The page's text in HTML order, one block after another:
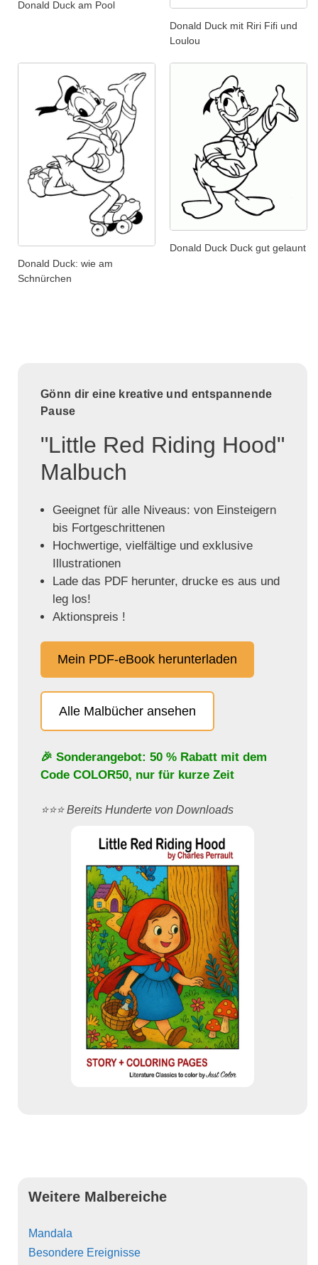
Donald Duck am Pool
Donald Duck mit Riri Fifi und
Loulou
Donald Duck: wie am
Schnürchen
Donald Duck Duck gut gelaunt
Gönn dir eine kreative und entspannende
Pause
"Little Red Riding Hood"
Malbuch
Geeignet für alle Niveaus: von Einsteigern
bis Fortgeschrittenen
Hochwertige, vielfältige und exklusive
Illustrationen
Lade das PDF herunter, drucke es aus und
leg los!
Aktionspreis !
Mein PDF-eBook herunterladen
Alle Malbücher ansehen
🎉 Sonderangebot: 50 % Rabatt mit dem
Code COLOR50, nur für kurze Zeit
⭐️⭐️⭐️ Bereits Hunderte von Downloads
Weitere Malbereiche
Mandala
Besondere Ereignisse